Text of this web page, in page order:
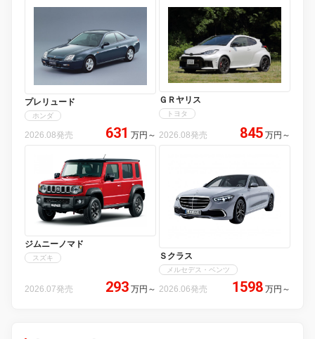
プレリュード
ホンダ
2026.08発売 631 万円 ～
ＧＲヤリス
トヨタ
2026.08発売 845 万円 ～
ジムニーノマド
スズキ
2026.07発売 293 万円 ～
Ｓクラス
メルセデス・ベンツ
2026.06発売 1598 万円 ～